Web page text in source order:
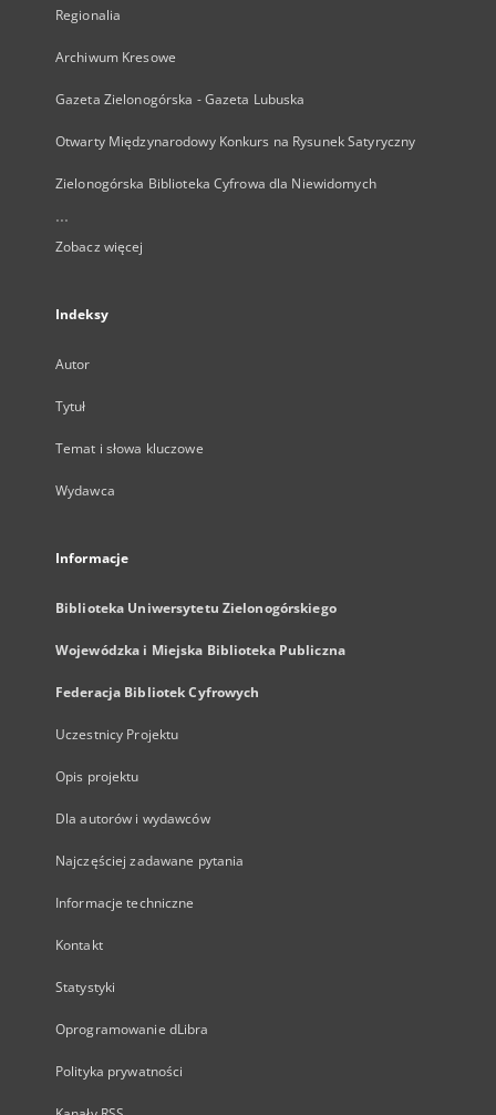
Regionalia
Archiwum Kresowe
Gazeta Zielonogórska - Gazeta Lubuska
Otwarty Międzynarodowy Konkurs na Rysunek Satyryczny
Zielonogórska Biblioteka Cyfrowa dla Niewidomych
...
Zobacz więcej
Indeksy
Autor
Tytuł
Temat i słowa kluczowe
Wydawca
Informacje
Biblioteka Uniwersytetu Zielonogórskiego
Wojewódzka i Miejska Biblioteka Publiczna
Federacja Bibliotek Cyfrowych
Uczestnicy Projektu
Opis projektu
Dla autorów i wydawców
Najczęściej zadawane pytania
Informacje techniczne
Kontakt
Statystyki
Oprogramowanie dLibra
Polityka prywatności